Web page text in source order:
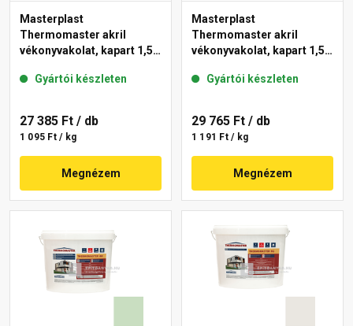
Masterplast
Thermomaster akril
vékonyvakolat, kapart 1,5
Gyártói készleten
27 385 Ft / db
1 095 Ft / kg
Megnézem
Masterplast
Thermomaster akril
vékonyvakolat, kapart 1,5
Gyártói készleten
29 765 Ft / db
1 191 Ft / kg
Megnézem